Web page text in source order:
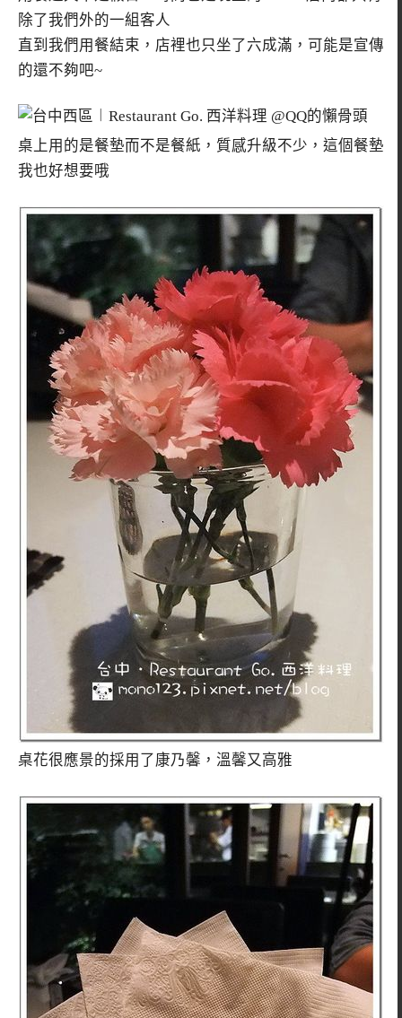
除了我們外的一組客人
直到我們用餐結束，店裡也只坐了六成滿，可能是宣傳
的還不夠吧~
桌上用的是餐墊而不是餐紙，質感升級不少，這個餐墊
我也好想要哦
桌花很應景的採用了康乃馨，溫馨又高雅